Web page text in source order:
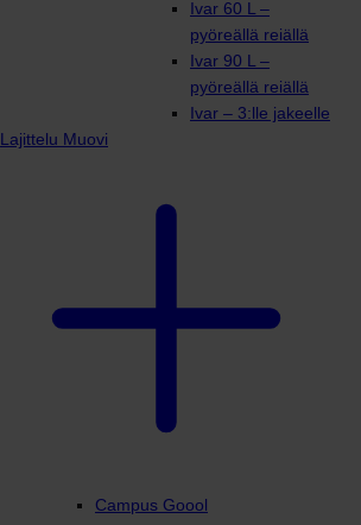
Ivar 60 L –
pyöreällä reiällä
Ivar 90 L –
pyöreällä reiällä
Ivar – 3:lle jakeelle
Lajittelu Muovi
Campus Goool